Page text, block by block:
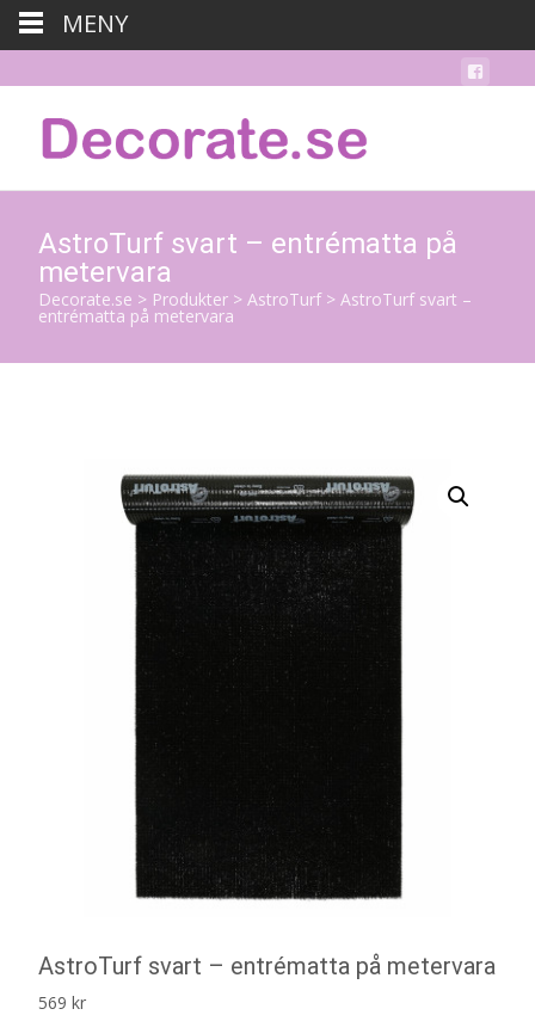
AstroTurf svart – entrématta på
metervara
Decorate.se > Produkter > AstroTurf> AstroTurf svart –
entrématta på metervara
AstroTurf svart – entrématta på metervara
569 kr
MENY